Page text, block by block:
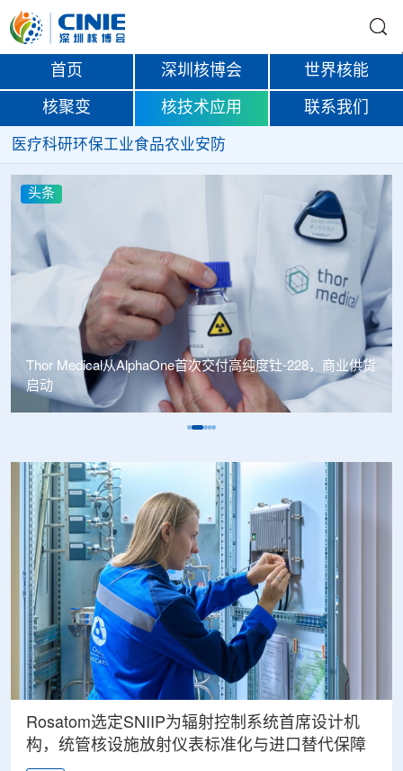
首页 深圳核博会 世界核能
核聚变 核技术应用 联系我们
医疗科研环保工业食品农业安防
头条
中广核达胜携手浙江嘉广束 打造国内首套全自主电子束固
化卷钢涂装产业链
Rosatom选定SNIIP为辐射控制系统首席设计机
构，统管核设施放射仪表标准化与进口替代保障